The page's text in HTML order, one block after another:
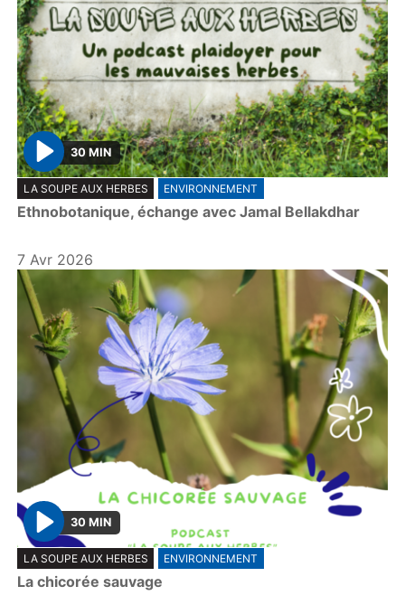
P
l
a
30 MIN
LA SOUPE AUX HERBES ENVIRONNEMENT
Ethnobotanique, échange avec Jamal Bellakdhar
7 Avr 2026
P
l
a
30 MIN
LA SOUPE AUX HERBES ENVIRONNEMENT
La chicorée sauvage